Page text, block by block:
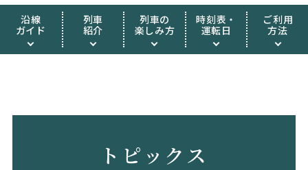
沿線
ガイド
列車
紹介
列車の
楽しみ方
時刻表・
運転日
ご利用
方法
トピックス